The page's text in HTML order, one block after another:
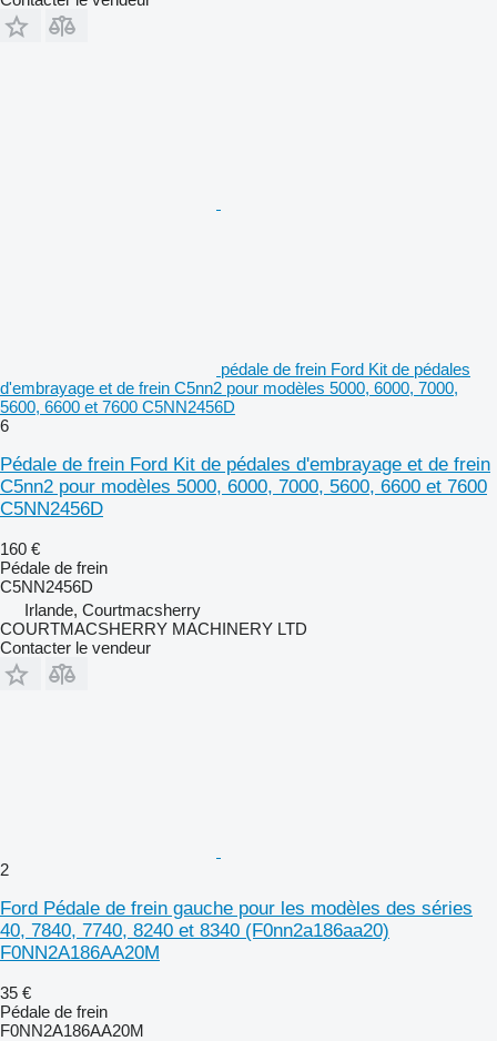
pédale de frein Ford Kit de pédales
d'embrayage et de frein C5nn2 pour modèles 5000, 6000, 7000,
5600, 6600 et 7600 C5NN2456D
6
Pédale de frein Ford Kit de pédales d'embrayage et de frein
C5nn2 pour modèles 5000, 6000, 7000, 5600, 6600 et 7600
C5NN2456D
160 €
Pédale de frein
C5NN2456D
Irlande, Courtmacsherry
COURTMACSHERRY MACHINERY LTD
Contacter le vendeur
2
Ford Pédale de frein gauche pour les modèles des séries
40, 7840, 7740, 8240 et 8340 (F0nn2a186aa20)
F0NN2A186AA20M
35 €
Pédale de frein
F0NN2A186AA20M